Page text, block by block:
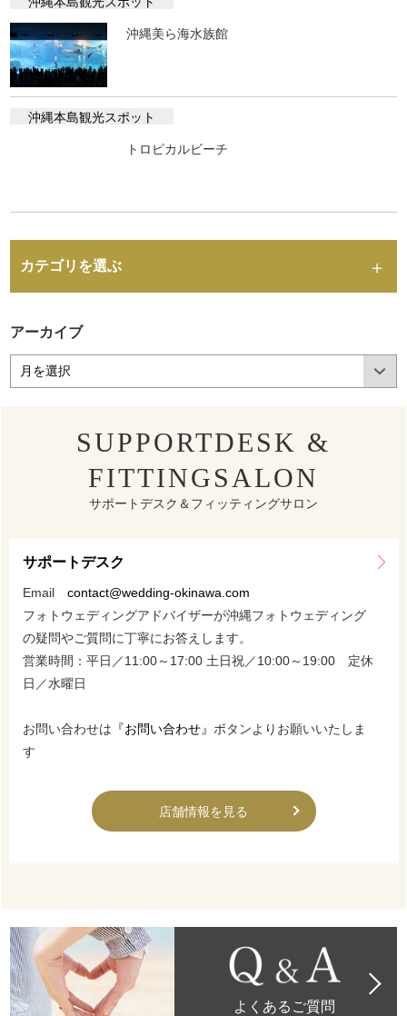
沖縄美ら海水族館
沖縄本島観光スポット
トロピカルビーチ
カテゴリを選ぶ
アーカイブ
SUPPORTDESK &
FITTINGSALON
サポートデスク＆フィッティングサロン
サポートデスク
Email contact@wedding-okinawa.com
フォトウェディングアドバイザーが沖縄フォトウェディング
の疑問やご質問に丁寧にお答えします。
営業時間：平日／11:00～17:00 土日祝／10:00～19:00 定休
日／水曜日
お問い合わせは 『お問い合わせ』 ボタンよりお願いいたしま
す
店舗情報を見る
よくあるご質問